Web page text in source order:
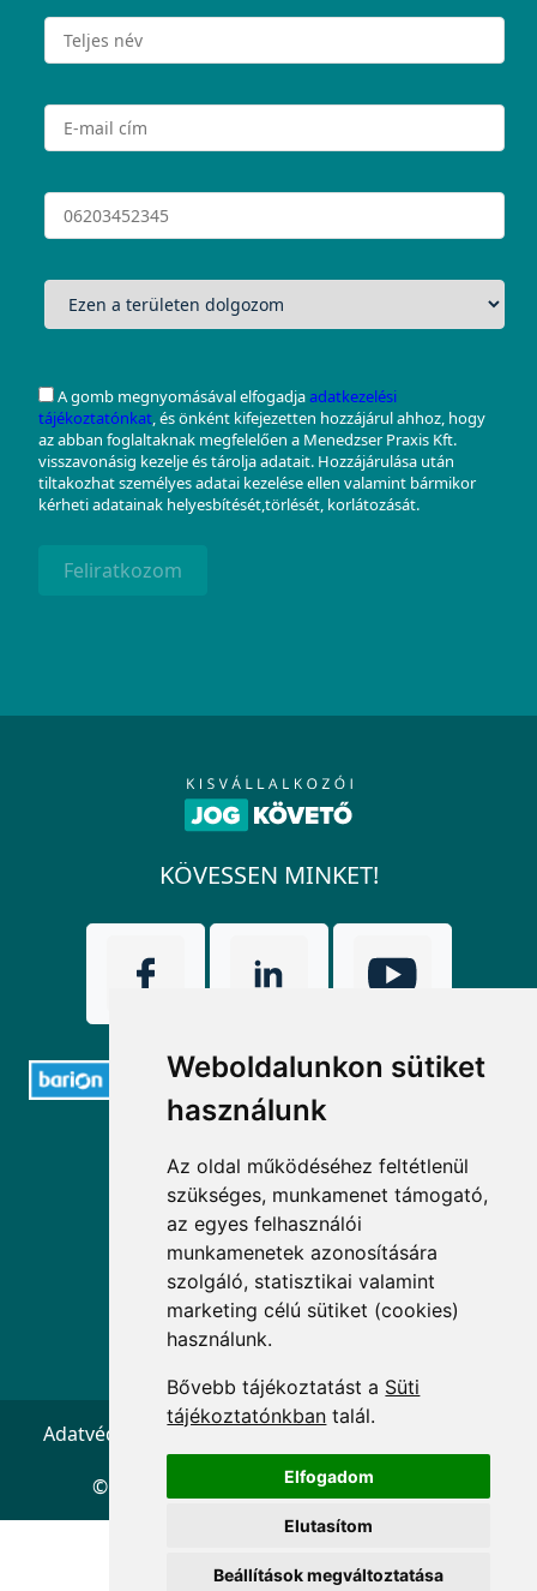
Weboldalunkon sütiket
használunk
Az oldal működéséhez feltétlenül
szükséges, munkamenet támogató,
az egyes felhasználói
munkamenetek azonosítására
szolgáló, statisztikai valamint
marketing célú sütiket (cookies)
használunk.
Bővebb tájékoztatást a Süti
tájékoztatónkban talál.
Elfogadom
Elutasítom
Beállítások megváltoztatása
A gomb megnyomásával elfogadjaadatkezelési
tájékoztatónkat, és önként kifejezetten hozzájárul ahhoz, hogy
az abban foglaltaknak megfelelően a Menedzser Praxis Kft.
visszavonásig kezelje és tárolja adatait. Hozzájárulása után
tiltakozhat személyes adatai kezelése ellen valamint bármikor
kérheti adatainak helyesbítését,törlését, korlátozását.
Feliratkozom
KÖVESSEN MINKET!
+36 1 880 7600
info@mprx.hu
Adatvédelem ÁSZF Impresszum
© 2026 Copyright:
Menedzserpraxis.hu